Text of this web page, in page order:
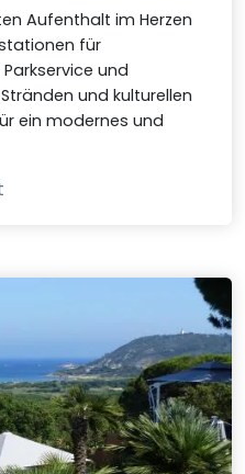
Aufenthalt im Herzen
für
und
und kulturellen
ein modernes und